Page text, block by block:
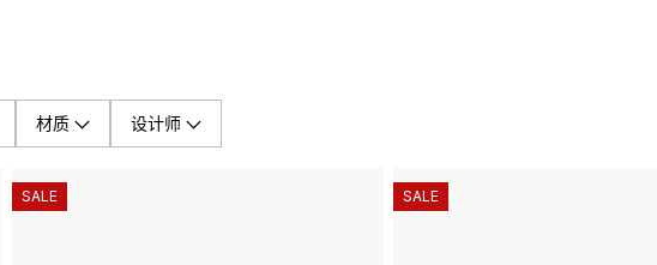
材质 设计师
SALE SALE